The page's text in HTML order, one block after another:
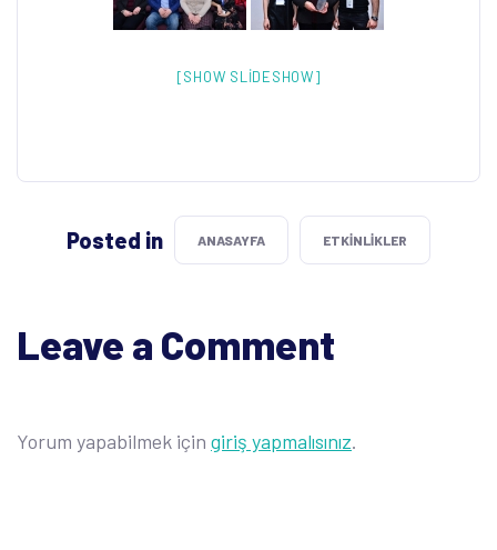
[SHOW SLIDESHOW]
Posted in ANASAYFA ETKINLIKLER
Leave a Comment
Yorum yapabilmek için giriş yapmalısınız.